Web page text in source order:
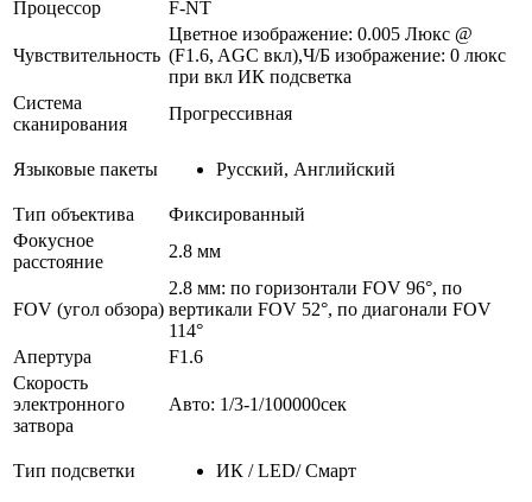
Процессор
F-NT
Чувствительность
Цветное изображение: 0.005 Люкс @
(F1.6, AGC вкл),Ч/Б изображение: 0 люкс
при вкл ИК подсветка
Система
сканирования
Прогрессивная
Языковые пакеты Русский, Английский
Тип объектива
Фиксированный
Фокусное
расстояние
2.8 мм
FOV (угол обзора)
2.8 мм: по горизонтали FOV 96°, по
вертикали FOV 52°, по диагонали FOV
114°
Апертура
F1.6
Скорость
электронного
затвора
Авто: 1/3-1/100000сек
Тип подсветки ИК / LED/ Смарт